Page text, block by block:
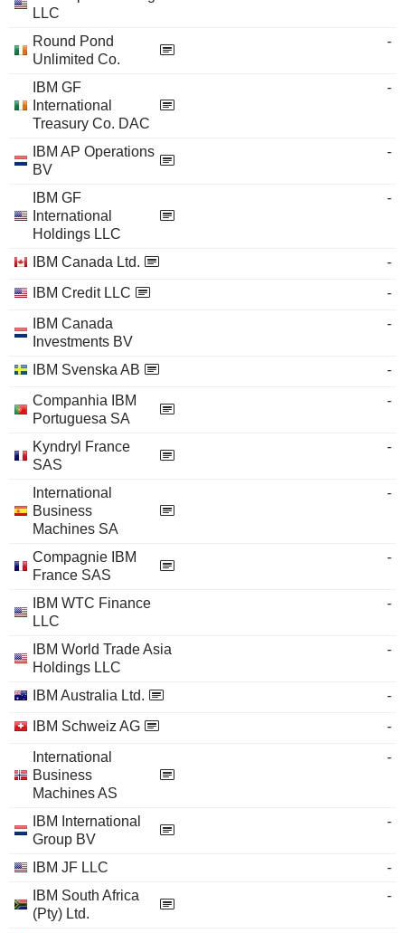
LLC
Round Pond
Unlimited Co.
-
IBM GF
International
Treasury Co. DAC
-
IBM AP Operations
BV
-
IBM GF
International
Holdings LLC
-
IBM Canada Ltd.
-
IBM Credit LLC
-
IBM Canada
Investments BV
-
IBM Svenska AB
-
Companhia IBM
Portuguesa SA
-
Kyndryl France
SAS
-
International
Business
Machines SA
-
Compagnie IBM
France SAS
-
IBM WTC Finance
LLC
-
IBM World Trade Asia
Holdings LLC
-
IBM Australia Ltd.
-
IBM Schweiz AG
-
International
Business
Machines AS
-
IBM International
Group BV
-
IBM JF LLC
-
IBM South Africa
(Pty) Ltd.
-